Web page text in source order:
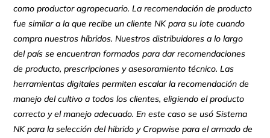
como productor agropecuario. La recomendación de producto
fue similar a la que recibe un cliente NK para su lote cuando
compra nuestros híbridos. Nuestros distribuidores a lo largo
del país se encuentran formados para dar recomendaciones
de producto, prescripciones y asesoramiento técnico. Las
herramientas digitales permiten escalar la recomendación de
manejo del cultivo a todos los clientes, eligiendo el producto
correcto y el manejo adecuado. En este caso se usó Sistema
NK para la selección del hibrido y Cropwise para el armado de